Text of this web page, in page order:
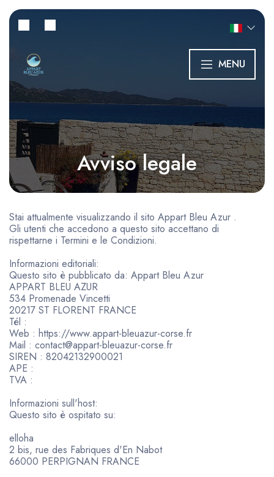
MENU
Avviso legale
Stai attualmente visualizzando il sito Appart Bleu Azur .
Gli utenti che accedono a questo sito accettano di
rispettarne i Termini e le Condizioni.
Informazioni editoriali:
Questo sito è pubblicato da: Appart Bleu Azur
APPART BLEU AZUR
534 Promenade Vincetti
20217 ST FLORENT FRANCE
Tél :
Web : https://www.appart-bleuazur-corse.fr
Mail : contact@appart-bleuazur-corse.fr
SIREN : 82042132900021
APE :
TVA :
Informazioni sull'host:
Questo sito è ospitato su:
elloha
2 bis, rue des Fabriques d'En Nabot
66000 PERPIGNAN FRANCE